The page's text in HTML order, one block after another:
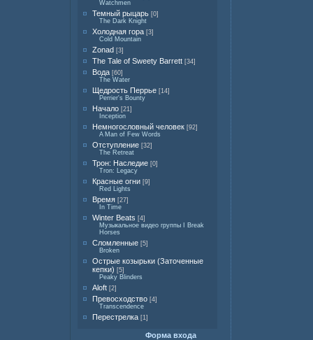
Watchmen
Темный рыцарь [0]
The Dark Knight
Холодная гора [3]
Cold Mountain
Zonad [3]
The Tale of Sweety Barrett [34]
Вода [60]
The Water
Щедрость Перрье [14]
Perrier's Bounty
Начало [21]
Inception
Немногословный человек [92]
A Man of Few Words
Отступление [32]
The Retreat
Трон: Наследие [0]
Tron: Legacy
Красные огни [9]
Red Lights
Время [27]
In Time
Winter Beats [4]
Музыкальное видео группы I Break
Horses
Сломленные [5]
Broken
Острые козырьки (Заточенные
кепки) [5]
Peaky Blinders
Aloft [2]
Превосходство [4]
Transcendence
Перестрелка [1]
Форма входа